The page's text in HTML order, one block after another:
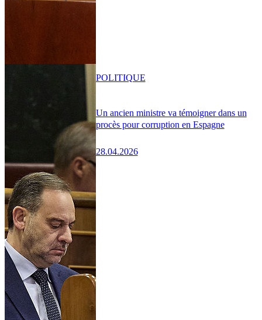
Un ancien ministre va témoigner dans un
procès pour corruption en Espagne
28.04.2026
POLITIQUE